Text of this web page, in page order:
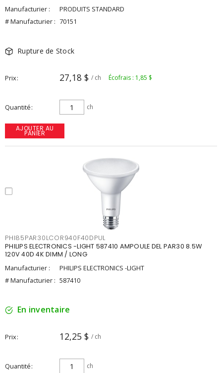
Manufacturier :
PRODUITS STANDARD
# Manufacturier : 70151
Rupture de Stock
Prix 27,18 $ / ch Écofrais : 1,85 $
Quantité ch
AJOUTER AU
PANIER
PHI85PAR30LCOR940F40DPUL
PHILIPS ELECTRONICS -LIGHT 587410 AMPOULE DEL PAR30 8.5W
120V 40D 4K DIMM / LONG
Manufacturier :
PHILIPS ELECTRONICS -LIGHT
# Manufacturier : 587410
En inventaire
Prix 12,25 $ / ch
Quantité ch